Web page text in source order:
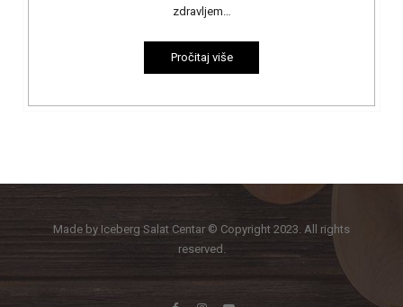
zdravljem…
Pročitaj više
Made by Iceberg Salat Centar © Copyright 2023. All rights
reserved.